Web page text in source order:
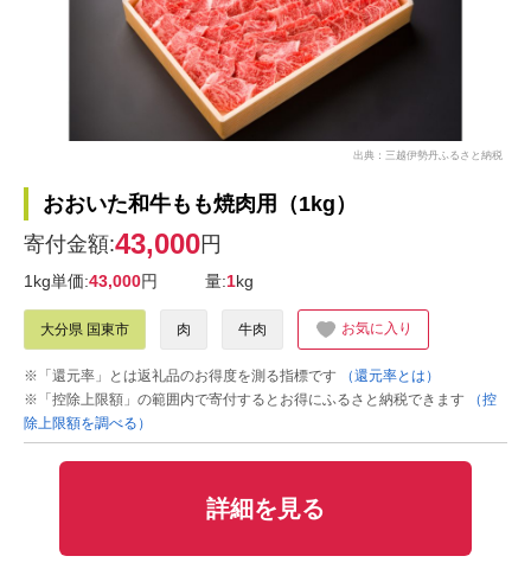
出典：三越伊勢丹ふるさと納税
おおいた和牛もも焼肉用（1kg）
寄付金額:43,000円
1kg単価:43,000円 量:1kg
大分県 国東市 肉 牛肉 お気に入り
※「還元率」とは返礼品のお得度を測る指標です
（還元率とは）
※「控除上限額」の範囲内で寄付するとお得にふるさと納税できます
（控
除上限額を調べる）
詳細を見る